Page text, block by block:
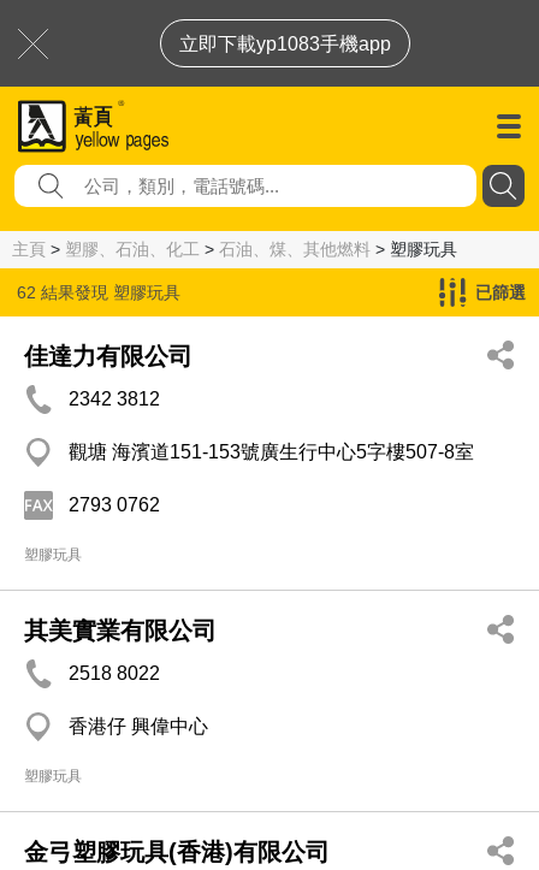
立即下載yp1083手機app
主頁 > 塑膠、石油、化工 > 石油、煤、其他燃料 > 塑膠玩具
62 結果發現 塑膠玩具 已篩選
佳達力有限公司
2342 3812
觀塘 海濱道151-153號廣生行中心5字樓507-8室
2793 0762
塑膠玩具
其美實業有限公司
2518 8022
香港仔 興偉中心
塑膠玩具
金弓塑膠玩具(香港)有限公司